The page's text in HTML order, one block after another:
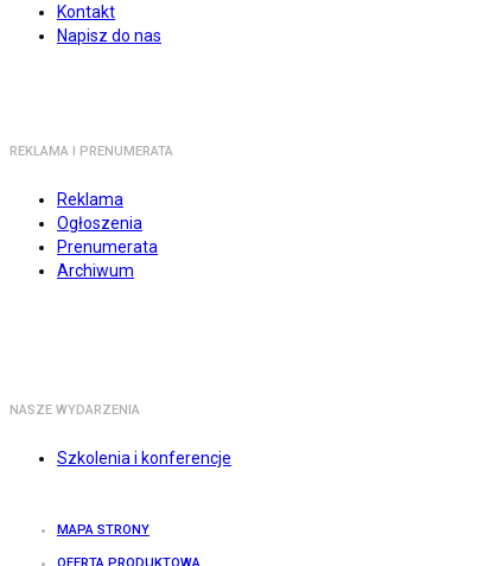
Kontakt
Napisz do nas
REKLAMA I PRENUMERATA
Reklama
Ogłoszenia
Prenumerata
Archiwum
NASZE WYDARZENIA
Szkolenia i konferencje
MAPA STRONY